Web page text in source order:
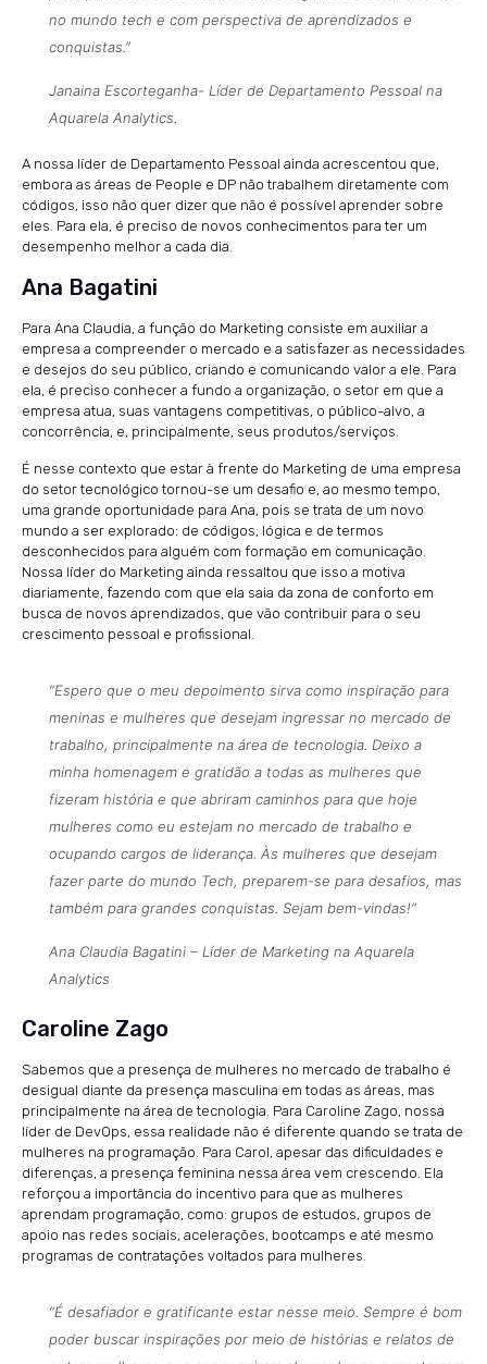
no mundo tech e com perspectiva de aprendizados e
conquistas.”
Janaina Escorteganha- Líder de Departamento Pessoal na
Aquarela Analytics.
A nossa líder de Departamento Pessoal ainda acrescentou que,
embora as áreas de People e DP não trabalhem diretamente com
códigos, isso não quer dizer que não é possível aprender sobre
eles. Para ela, é preciso de novos conhecimentos para ter um
desempenho melhor a cada dia.
Ana Bagatini
Para Ana Claudia, a função do Marketing consiste em auxiliar a
empresa a compreender o mercado e a satisfazer as necessidades
e desejos do seu público, criando e comunicando valor a ele. Para
ela, é preciso conhecer a fundo a organização, o setor em que a
empresa atua, suas vantagens competitivas, o público-alvo, a
concorrência, e, principalmente, seus produtos/serviços.
É nesse contexto que estar à frente do Marketing de uma empresa
do setor tecnológico tornou-se um desafio e, ao mesmo tempo,
uma grande oportunidade para Ana, pois se trata de um novo
mundo a ser explorado: de códigos, lógica e de termos
desconhecidos para alguém com formação em comunicação.
Nossa líder do Marketing ainda ressaltou que isso a motiva
diariamente, fazendo com que ela saia da zona de conforto em
busca de novos aprendizados, que vão contribuir para o seu
crescimento pessoal e profissional.
“Espero que o meu depoimento sirva como inspiração para
meninas e mulheres que desejam ingressar no mercado de
trabalho, principalmente na área de tecnologia. Deixo a
minha homenagem e gratidão a todas as mulheres que
fizeram história e que abriram caminhos para que hoje
mulheres como eu estejam no mercado de trabalho e
ocupando cargos de liderança. Às mulheres que desejam
fazer parte do mundo Tech, preparem-se para desafios, mas
também para grandes conquistas. Sejam bem-vindas!”
Ana Claudia Bagatini – Líder de Marketing na Aquarela
Analytics
Caroline Zago
Sabemos que a presença de mulheres no mercado de trabalho é
desigual diante da presença masculina em todas as áreas, mas
principalmente na área de tecnologia. Para Caroline Zago, nossa
líder de DevOps, essa realidade não é diferente quando se trata de
mulheres na programação. Para Carol, apesar das dificuldades e
diferenças, a presença feminina nessa área vem crescendo. Ela
reforçou a importância do incentivo para que as mulheres
aprendam programação, como: grupos de estudos, grupos de
apoio nas redes sociais, acelerações, bootcamps e até mesmo
programas de contratações voltados para mulheres.
“É desafiador e gratificante estar nesse meio. Sempre é bom
poder buscar inspirações por meio de histórias e relatos de